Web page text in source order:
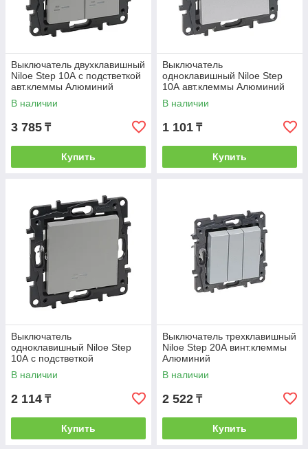
Выключатель двухклавишный
Niloe Step 10А с подстветкой
авт.клеммы Алюминий
В наличии
3 785 ₸
Купить
Выключатель
одноклавишный Niloe Step
10А авт.клеммы Алюминий
В наличии
1 101 ₸
Купить
Выключатель
одноклавишный Niloe Step
10А с подстветкой
авт.клеммы Алюминий
В наличии
2 114 ₸
Купить
Выключатель трехклавишный
Niloe Step 20А винт.клеммы
Алюминий
В наличии
2 522 ₸
Купить